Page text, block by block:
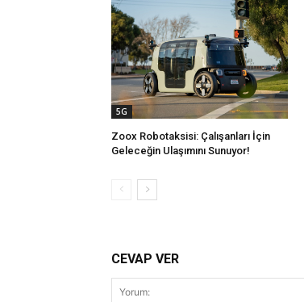
5G
Zoox Robotaksisi: Çalışanları İçin
Geleceğin Ulaşımını Sunuyor!
CEVAP VER